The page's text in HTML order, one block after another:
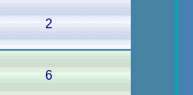
2
6